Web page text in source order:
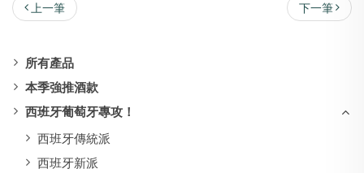
所有產品
本季強推酒款
西班牙葡萄牙專攻！
西班牙傳統派
西班牙新派
下一筆
上一筆